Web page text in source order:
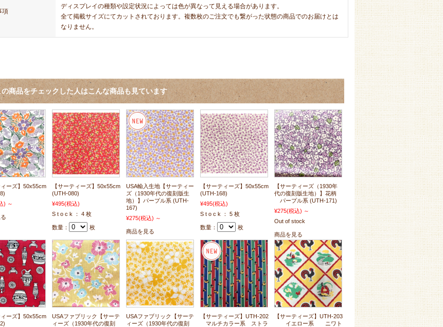
項
ディスプレイの種類や設定状況によっては色が異なって見える場合があります。
全て掲載サイズにてカットされております。複数枚のご注文でも繋がった状態の商品でのお届けとは
なりません。
の商品をチェックした人はこんな商品も見ています
ィーズ】50x55cm
) ～
【サーティーズ】50x55cm
(UTH-080)
¥495(税込)
S t o c k ： 4 枚
数量： 枚
USA輸入生地【サーティー
ズ（1930年代の復刻版生
地）】パープル系 (UTH-
167)
¥275(税込) ～
商品を見る
【サーティーズ】50x55cm
(UTH-168)
¥495(税込)
S t o c k ： 5 枚
数量： 枚
【サーティーズ（1930年
代の復刻版生地）】花柄
パープル系 (UTH-171)
¥275(税込) ～
Out of stock
商品を見る
ィーズ】50x55cm
USAファブリック【サーテ
ィーズ（1930年代の復刻
USAファブリック【サーテ
ィーズ（1930年代の復刻
【サーティーズ】UTH-202
マルチカラー系 ストラ
【サーティーズ】UTH-203
イエロー系 ニワト